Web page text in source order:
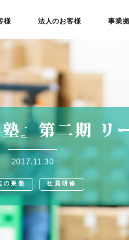
様 法人のお客様 事業
』第二期 リ
2017.11.30
の巣塾 社員研修